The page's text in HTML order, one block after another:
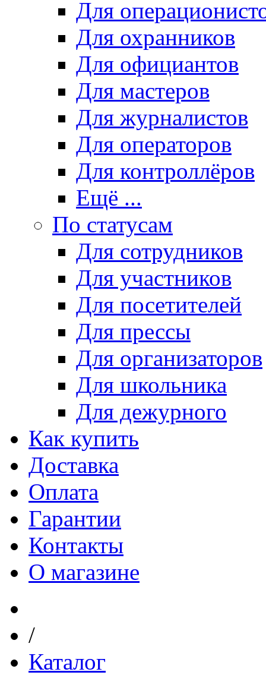
Для
Для охранников
Для официантов
Для мастеров
Для журналистов
Для операторов
Для контроллёров
Ещё ...
По статусам
Для сотрудников
Для участников
Для посетителей
Для прессы
Для организаторов
Для школьника
Для дежурного
Как купить
Доставка
Оплата
Гарантии
Контакты
О магазине
/
Каталог